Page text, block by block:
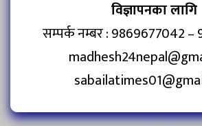
विज्ञापनका लागि
सम्पर्क नम्बर : 9869677042 –